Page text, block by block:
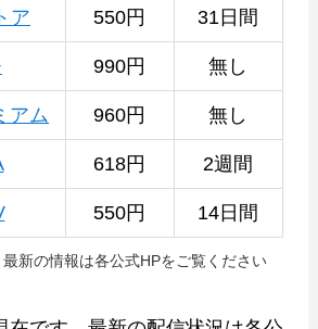
ア 550円 31日間
990円 無し
アム 960円 無し
618円 2週間
550円 14日間
新の情報は各公式HPをご覧ください